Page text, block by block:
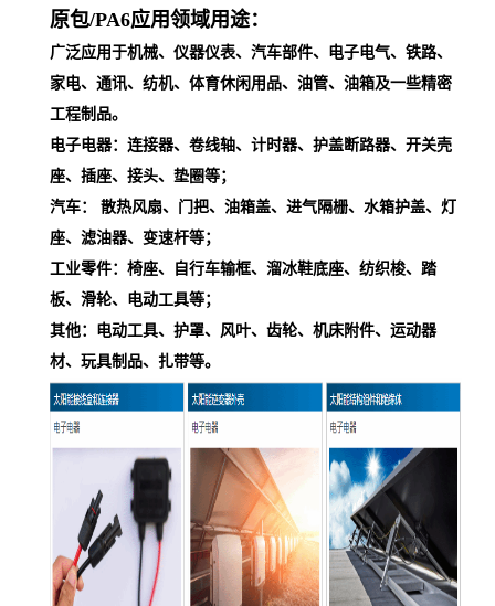
原包/PA6应用领域用途：
广泛应用于机械、仪器仪表、汽车部件、电子电气、铁路、
家电、通讯、纺机、体育休闲用品、油管、油箱及一些精密
工程制品。
电子电器：连接器、卷线轴、计时器、护盖断路器、开关壳
座、插座、接头、垫圈等；
汽车： 散热风扇、门把、油箱盖、进气隔栅、水箱护盖、灯
座、滤油器、变速杆等；
工业零件：椅座、自行车输框、溜冰鞋底座、纺织梭、踏
板、滑轮、电动工具等；
其他：电动工具、护罩、风叶、齿轮、机床附件、运动器
材、玩具制品、扎带等。